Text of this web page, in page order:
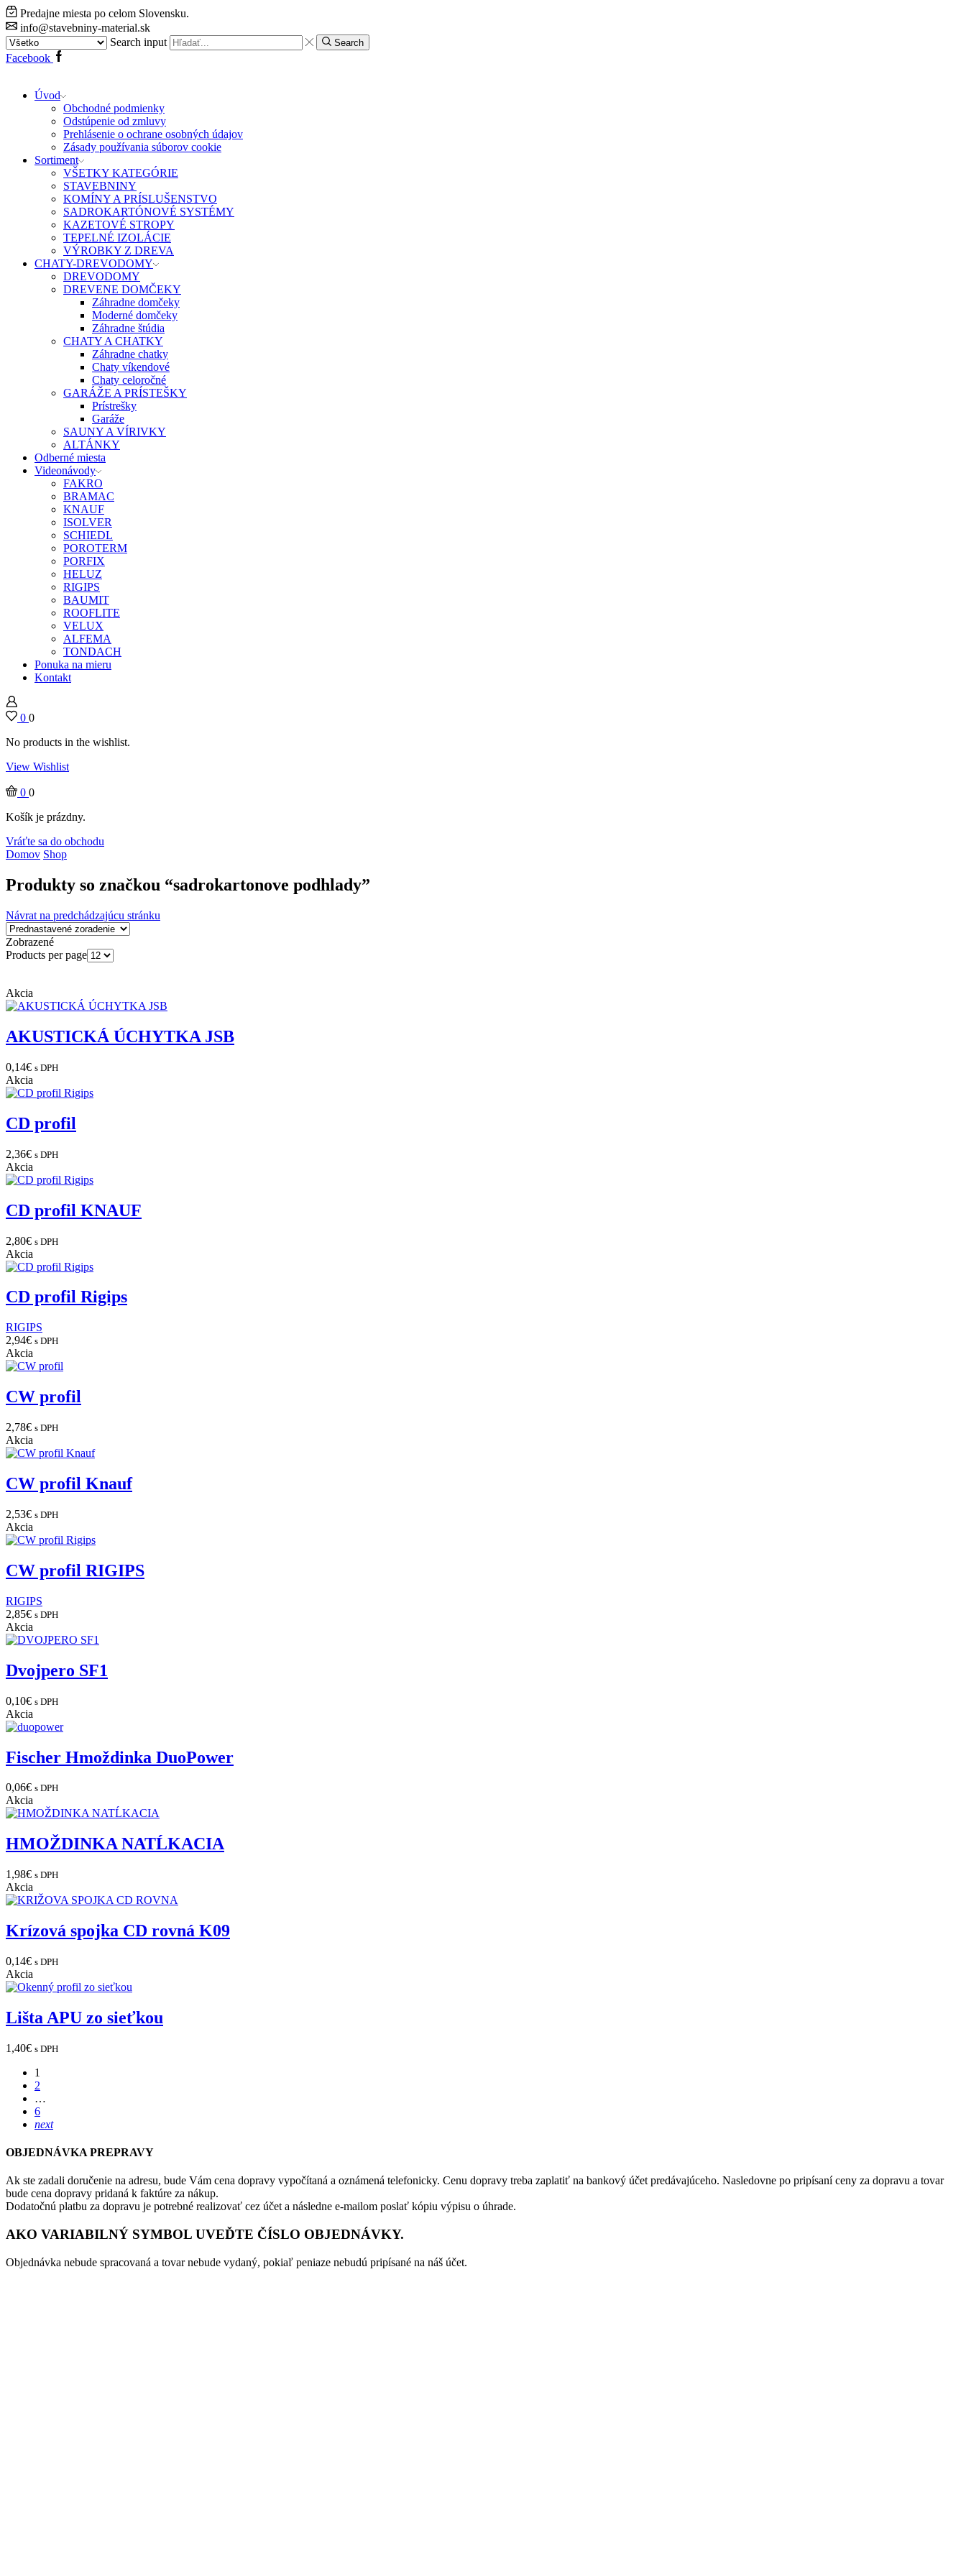
Predajne miesta po celom Slovensku.
info@stavebniny-material.sk
Search input
Search
Facebook
Úvod
Obchodné podmienky
Odstúpenie od zmluvy
Prehlásenie o ochrane osobných údajov
Zásady používania súborov cookie
Sortiment
VŠETKY KATEGÓRIE
STAVEBNINY
KOMÍNY A PRÍSLUŠENSTVO
SADROKARTÓNOVÉ SYSTÉMY
KAZETOVÉ STROPY
TEPELNÉ IZOLÁCIE
VÝROBKY Z DREVA
CHATY-DREVODOMY
DREVODOMY
DREVENE DOMČEKY
Záhradne domčeky
Moderné domčeky
Záhradne štúdia
CHATY A CHATKY
Záhradne chatky
Chaty víkendové
Chaty celoročné
GARÁŽE A PRÍSTEŠKY
Prístrešky
Garáže
SAUNY A VÍRIVKY
ALTÁNKY
Odberné miesta
Videonávody
FAKRO
BRAMAC
KNAUF
ISOLVER
SCHIEDL
POROTERM
PORFIX
HELUZ
RIGIPS
BAUMIT
ROOFLITE
VELUX
ALFEMA
TONDACH
Ponuka na mieru
Kontakt
0 0
No products in the wishlist.
View Wishlist
0 0
Košík je prázdny.
Vráťte sa do obchodu
Domov Shop
Produkty so značkou “sadrokartonove podhlady”
Návrat na predchádzajúcu stránku
Zobrazené
Products per page
Akcia
AKUSTICKÁ ÚCHYTKA JSB
0,14€ s DPH
Akcia
CD profil
2,36€ s DPH
Akcia
CD profil KNAUF
2,80€ s DPH
Akcia
CD profil Rigips
RIGIPS
2,94€ s DPH
Akcia
CW profil
2,78€ s DPH
Akcia
CW profil Knauf
2,53€ s DPH
Akcia
CW profil RIGIPS
RIGIPS
2,85€ s DPH
Akcia
Dvojpero SF1
0,10€ s DPH
Akcia
Fischer Hmoždinka DuoPower
0,06€ s DPH
Akcia
HMOŽDINKA NATĹKACIA
1,98€ s DPH
Akcia
Krízová spojka CD rovná K09
0,14€ s DPH
Akcia
Lišta APU zo sieťkou
1,40€ s DPH
1
2
…
6
next
OBJEDNÁVKA PREPRAVY
Ak ste zadali doručenie na adresu, bude Vám cena dopravy vypočítaná a oznámená telefonicky. Cenu dopravy treba zaplatiť na bankový účet predávajúceho. Nasledovne po pripísaní ceny za dopravu a tovar
bude cena dopravy pridaná k faktúre za nákup.
Dodatočnú platbu za dopravu je potrebné realizovať cez účet a následne e-mailom poslať kópiu výpisu o úhrade.
AKO VARIABILNÝ SYMBOL UVEĎTE ČÍSLO OBJEDNÁVKY.
Objednávka nebude spracovaná a tovar nebude vydaný, pokiaľ peniaze nebudú pripísané na náš účet.